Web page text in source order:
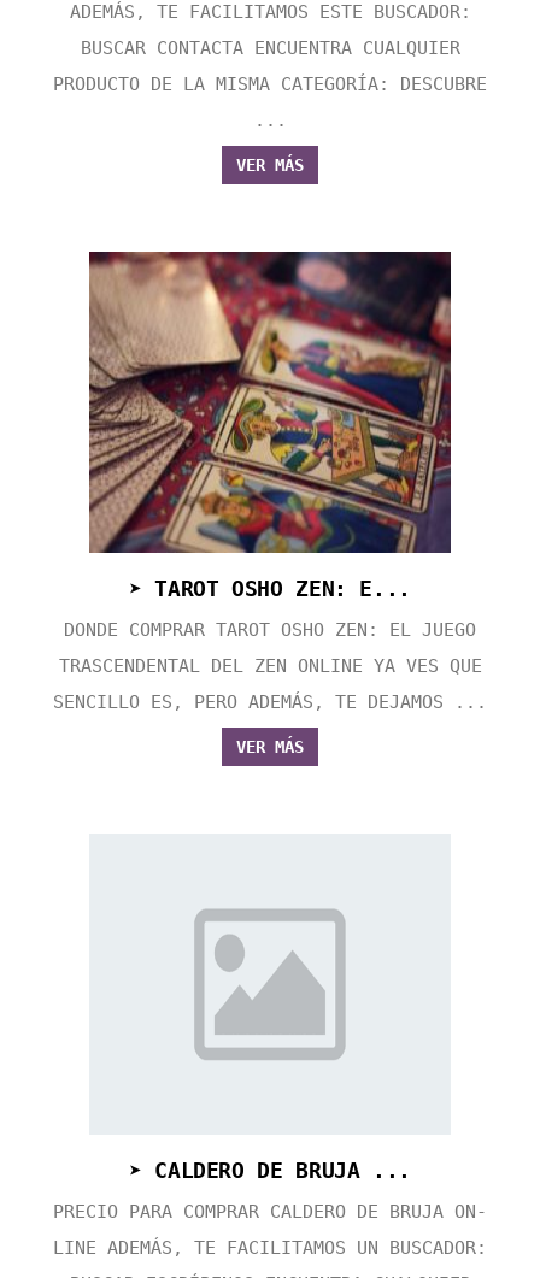
ADEMÁS, TE FACILITAMOS ESTE BUSCADOR:
BUSCAR CONTACTA ENCUENTRA CUALQUIER
PRODUCTO DE LA MISMA CATEGORÍA: DESCUBRE
...
VER MÁS
➤ TAROT OSHO ZEN: E...
DONDE COMPRAR TAROT OSHO ZEN: EL JUEGO
TRASCENDENTAL DEL ZEN ONLINE YA VES QUE
SENCILLO ES, PERO ADEMÁS, TE DEJAMOS ...
VER MÁS
➤ CALDERO DE BRUJA ...
PRECIO PARA COMPRAR CALDERO DE BRUJA ON-
LINE ADEMÁS, TE FACILITAMOS UN BUSCADOR: